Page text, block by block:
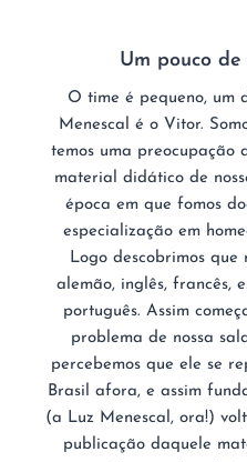
Um pouco
O time é pequeno, um
Menescal é o Vitor.
temos uma preocupação
material didático de
época em que fomos
especialização em
Logo descobrimos que
alemão, inglês, francês,
português. Assim
problema de nossa
percebemos que ele se
Brasil afora, e assim
(a Luz Menescal, ora!)
publicação daquele